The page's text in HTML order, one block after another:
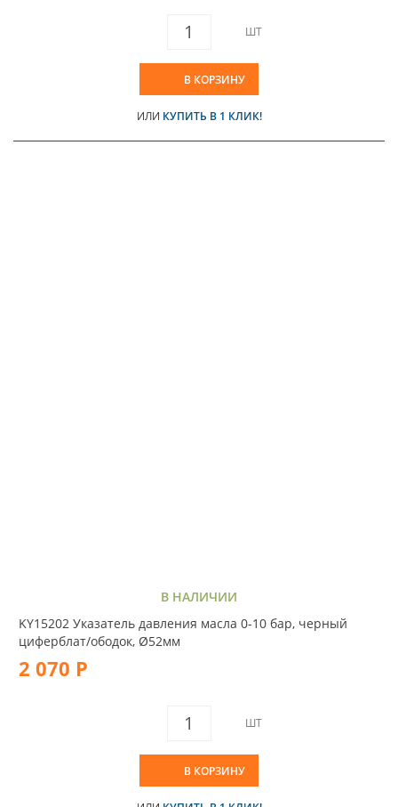
ШТ
В КОРЗИНУ
ИЛИ КУПИТЬ В 1 КЛИК!
В НАЛИЧИИ
KY15202 Указатель давления масла 0-10 бар, черный
циферблат/ободок, Ø52мм
2 070 Р
ШТ
В КОРЗИНУ